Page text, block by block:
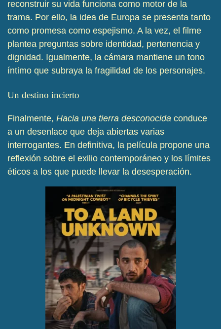
reconstruir su vida funciona como motor de la
trama. Por ello, la idea de Europa se presenta tanto
como promesa como espejismo. A la vez, el filme
plantea preguntas sobre identidad, pertenencia y
dignidad. Igualmente, la cámara mantiene un tono
íntimo que subraya la fragilidad de los personajes.
Un destino incierto
Finalmente, Hacia una tierra desconocida conduce
a un desenlace que deja abiertas varias
interrogantes. En definitiva, la película propone una
reflexión sobre el exilio contemporáneo y los límites
éticos a los que puede llevar la desesperación.